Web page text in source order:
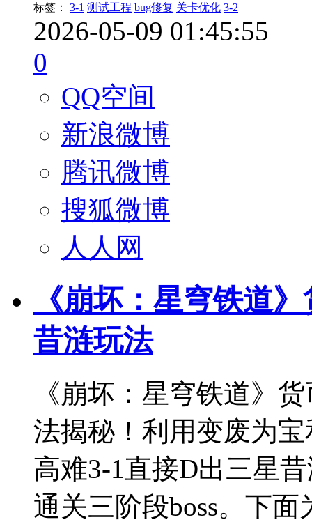
标签： 3-1 测试工程 bug修复 关卡优化 3-2
2026-05-09 01:45:55
0
QQ空间
新浪微博
腾讯微博
搜狐微博
人人网
《崩坏：星穹铁道
昔涟玩法
《崩坏：星穹铁道》
法揭秘！利用变废为
高难3-1直接D出三星
通关三阶段boss。下